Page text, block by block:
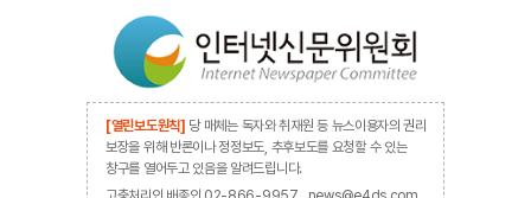
[열린보도원칙] 당 매체는 독자와 취재원 등 뉴스이용자의 권리
보장을 위해 반론이나 정정보도, 추후보도를 요청할 수 있는
창구를 열어두고 있음을 알려드립니다.